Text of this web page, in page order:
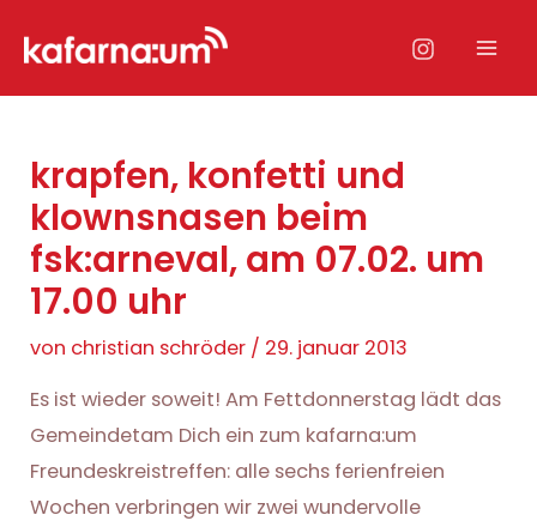
Inhalt
krapfen, konfetti und
klownsnasen beim
fsk:arneval, am 07.02. um
17.00 uhr
von christian schröder / 29. januar 2013
Es ist wieder soweit! Am Fettdonnerstag lädt das
Gemeindetam Dich ein zum kafarna:um
Freundeskreistreffen: alle sechs ferienfreien
Wochen verbringen wir zwei wundervolle